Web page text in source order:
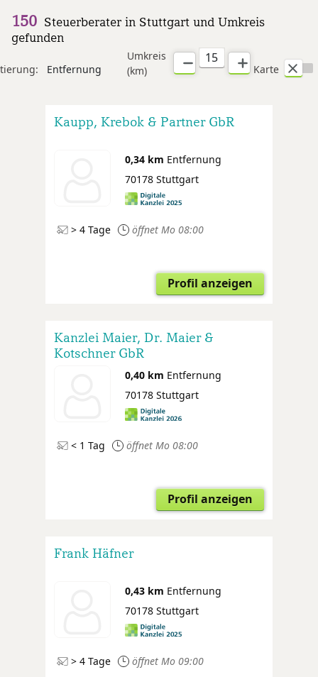
150 Steuerberater in Stuttgart und Umkreis
gefunden
Entfernung
Umkreis
(km)
Karte
Kaupp, Krebok & Partner GbR
0,34 km Entfernung
70178 Stuttgart
> 4 Tage öffnet Mo 08:00
Profil anzeigen
Kanzlei Maier, Dr. Maier &
Kotschner GbR
0,40 km Entfernung
70178 Stuttgart
< 1 Tag öffnet Mo 08:00
Profil anzeigen
Frank Häfner
0,43 km Entfernung
70178 Stuttgart
> 4 Tage öffnet Mo 09:00